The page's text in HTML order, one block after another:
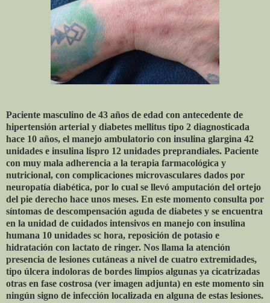
Paciente masculino de 43 años de edad con antecedente de
hipertensión arterial y diabetes mellitus tipo 2 diagnosticada
hace 10 años, el manejo ambulatorio con insulina glargina 42
unidades e insulina lispro 12 unidades preprandiales. Paciente
con muy mala adherencia a la terapia farmacológica y
nutricional, con complicaciones microvasculares dados por
neuropatía diabética, por lo cual se llevó amputación del ortejo
del pie derecho hace unos meses. En este momento consulta por
síntomas de descompensación aguda de diabetes y se encuentra
en la unidad de cuidados intensivos en manejo con insulina
humana 10 unidades sc hora, reposición de potasio e
hidratación con lactato de ringer. Nos llama la atención
presencia de lesiones cutáneas a nivel de cuatro extremidades,
tipo úlcera indoloras de bordes limpios algunas ya cicatrizadas
otras en fase costrosa (ver imagen adjunta) en este momento sin
ningún signo de infección localizada en alguna de estas lesiones.